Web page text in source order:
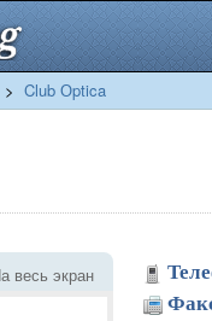
> Club Оptica
весь экран